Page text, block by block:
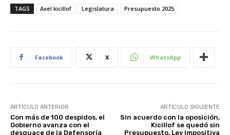
TAGS Axel kicillof Legislatura Presupuesto 2025
Facebook X WhatsApp
ARTÍCULO ANTERIOR
Con más de 100 despidos, el
Gobierno avanza con el
desguace de la Defensoría
ARTÍCULO SIGUIENTE
Sin acuerdo con la oposición,
Kicillof se quedó sin
Presupuesto, Ley Impositiva